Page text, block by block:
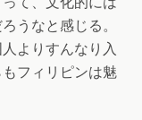
うなと感じる。
よりすんなり入
フィリピンは魅